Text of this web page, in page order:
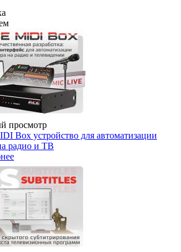
просмотр
Box устройство для автоматизации
радио и ТВ